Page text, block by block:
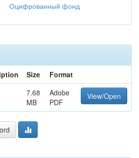
Оцифрованный фонд
Size
Format
7.68
MB
Adobe
PDF
View/Open